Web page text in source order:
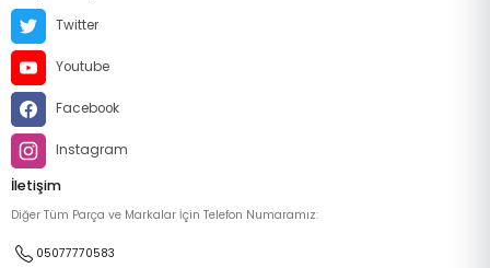
Twitter
Youtube
Facebook
Instagram
İletişim
Diğer Tüm Parça ve Markalar İçin Telefon Numaramız:
05077770583